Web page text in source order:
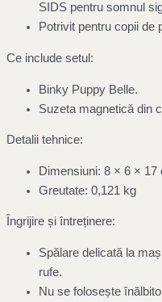
SIDS pentru somnul
Potrivit pentru copii de
Ce include setul:
Binky Puppy Belle.
Suzeta magnetică din
Detalii tehnice:
Dimensiuni: 8 × 6 × 17
Greutate: 0,121 kg
Îngrijire și întreținere:
Spălare delicată la
rufe.
Nu se folosește